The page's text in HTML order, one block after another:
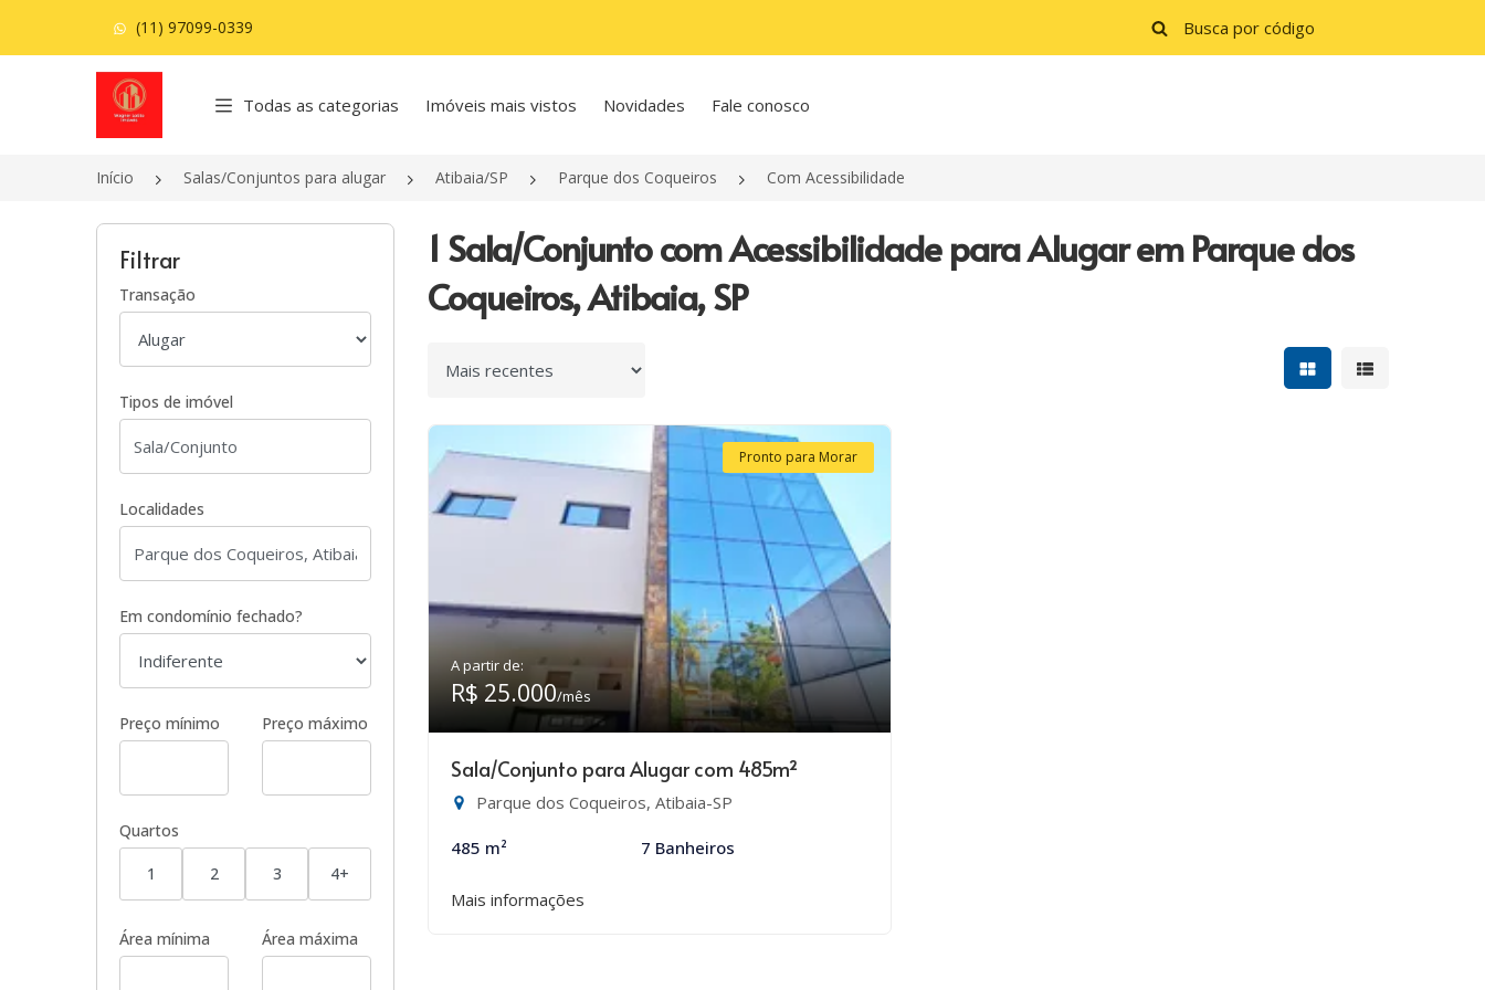
(11) 97099-0339
Página inicial
Todas as categorias Imóveis mais vistos Novidades Fale conosco
Início Salas/Conjuntos para alugar Atibaia/SP Parque dos Coqueiros Com Acessibilidade
Filtrar
Transação
Tipos de imóvel
Localidades
Em condomínio fechado?
Preço mínimo Preço máximo
Quartos
1 2 3 4+
Área mínima Área máxima
1 Sala/Conjunto com Acessibilidade para Alugar em Parque dos
Coqueiros, Atibaia, SP
Ordenar por Mostrar resultados
Mostrar
Pronto para Morar
A partir de:
R$ 25.000/mês
Sala/Conjunto para Alugar com 485m²
Parque dos Coqueiros, Atibaia-SP
485 m² 7 Banheiros
Mais informações